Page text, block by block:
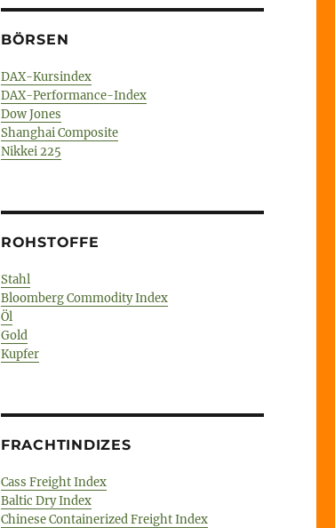
BÖRSEN
DAX-Kursindex
DAX-Performance-Index
Dow Jones
Shanghai Composite
Nikkei 225
ROHSTOFFE
Stahl
Bloomberg Commodity Index
Öl
Gold
Kupfer
FRACHTINDIZES
Cass Freight Index
Baltic Dry Index
Chinese Containerized Freight Index